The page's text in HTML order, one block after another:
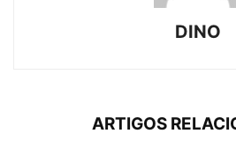
DINO
ARTIGOS